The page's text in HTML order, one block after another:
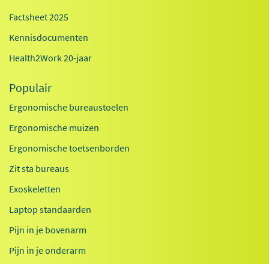
Factsheet 2025
Kennisdocumenten
Health2Work 20-jaar
Populair
Ergonomische bureaustoelen
Ergonomische muizen
Ergonomische toetsenborden
Zit sta bureaus
Exoskeletten
Laptop standaarden
Pijn in je bovenarm
Pijn in je onderarm